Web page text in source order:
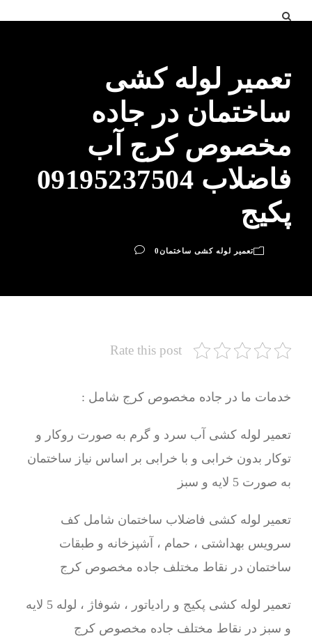
تعمیر لوله کشی
ساختمان در جاده
مخصوص کرج آب
فاضلاب 09195237504
پکیج
تعمیر لوله کشی ساختمان0
Rate this post
خدمات ما در جاده مخصوص کرج شامل :
تعمیر لوله کشی آب سرد و گرم به صورت روکار و
توکار بدون خرابی و با خرابی بر اساس نیاز ساختمان
به صورت 5 لایه و سبز
تعمیر لوله کشی فاضلاب ساختمان شامل کف
سرویس بهداشتی ، حمام ، آشپزخانه و طبقات
ساختمان در نقاط مختلف جاده مخصوص کرج
تعمیر لوله کشی پکیج و رادیاتور ، شوفاژ ، لوله 5 لایه
و سبز در نقاط مختلف جاده مخصوص کرج